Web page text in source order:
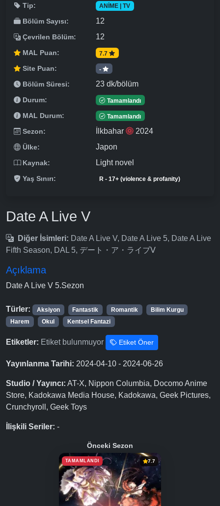
Tip: ANIME | TV
Bölüm Sayısı: 12
Çevrilen Bölüm: 12
MAL Puan: 7.7
Site Puan: -
Bölüm Süresi: 23 dk/bölüm
Durum: Tamamlandı
MAL Durum: Tamamlandı
Sezon: İlkbahar 2024
Ülke: Japon
Kaynak: Light novel
Yaş Sınırı: R - 17+ (violence & profanity)
Date A Live V
Diğer İsimleri: Date A Live V, Date A Live 5, Date A Live
Fifth Season, DAL 5, デート・ア・ライブⅤ
Açıklama
Date A Live V 5.Sezon
Türler: Aksiyon Fantastik Romantik
Bilim Kurgu
Harem
Okul Kentsel Fantazi
Etiketler: Etiket bulunmuyor Etiket Öner
Yayınlanma Tarihi: 2024-04-10 - 2024-06-26
Studio / Yayıncı: AT-X, Nippon Columbia, Docomo Anime
Store, Kadokawa Media House, Kadokawa, Geek Pictures,
Crunchyroll, Geek Toys
İlişkili Seriler: -
Önceki Sezon
TAMAMLANDI 7.7